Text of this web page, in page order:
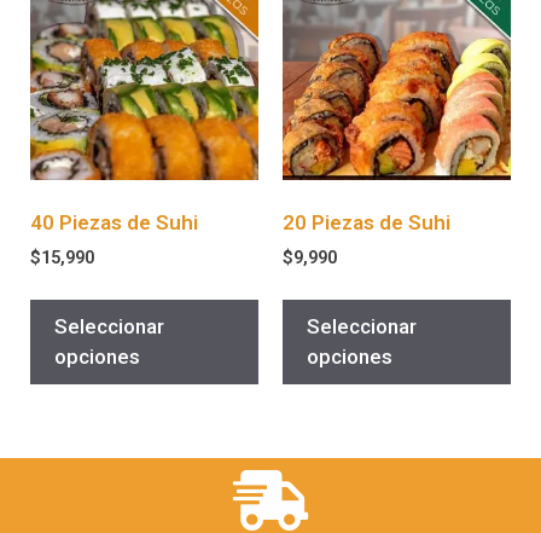
40 Piezas de Suhi
$15,990
Seleccionar
opciones
20 Piezas de Suhi
$9,990
Seleccionar
opciones